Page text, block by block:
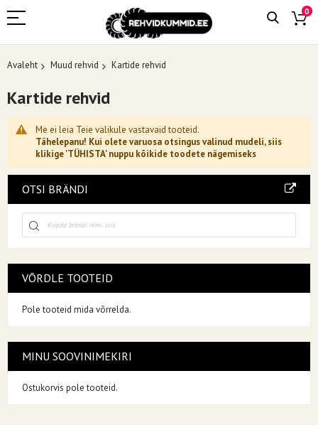
0
Avaleht Muud rehvid Kartide rehvid
Kartide rehvid
Me ei leia Teie valikule vastavaid tooteid.
Tähelepanu! Kui olete varuosa otsingus valinud mudeli, siis
klikige 'TÜHISTA' nuppu kõikide toodete nägemiseks
OTSI BRÄNDI
VÕRDLE TOOTEID
Pole tooteid mida võrrelda.
MINU SOOVINIMEKIRI
Ostukorvis pole tooteid.